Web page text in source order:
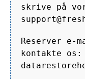
skrive på
Reserver e-
kontakte os: